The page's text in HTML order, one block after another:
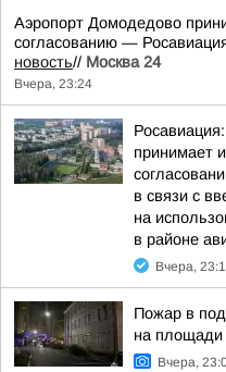
Аэропорт Домодедово
согласованию —
новость// Москва 24
Вчера, 23:24
принимает
в связи с
на
в районе
Вчера,
Пожар в
на площади
Вчера,